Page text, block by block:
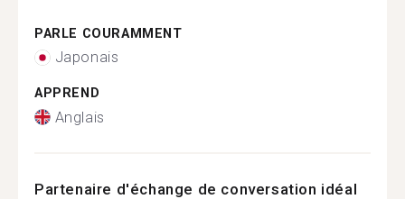
PARLE COURAMMENT
Japonais
APPREND
Anglais
Partenaire d'échange de conversation idéal